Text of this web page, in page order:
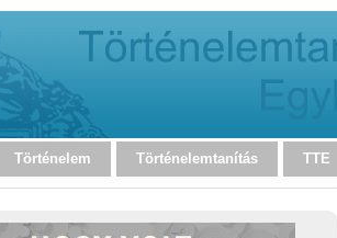
Történelem Történelemtanítás TTE